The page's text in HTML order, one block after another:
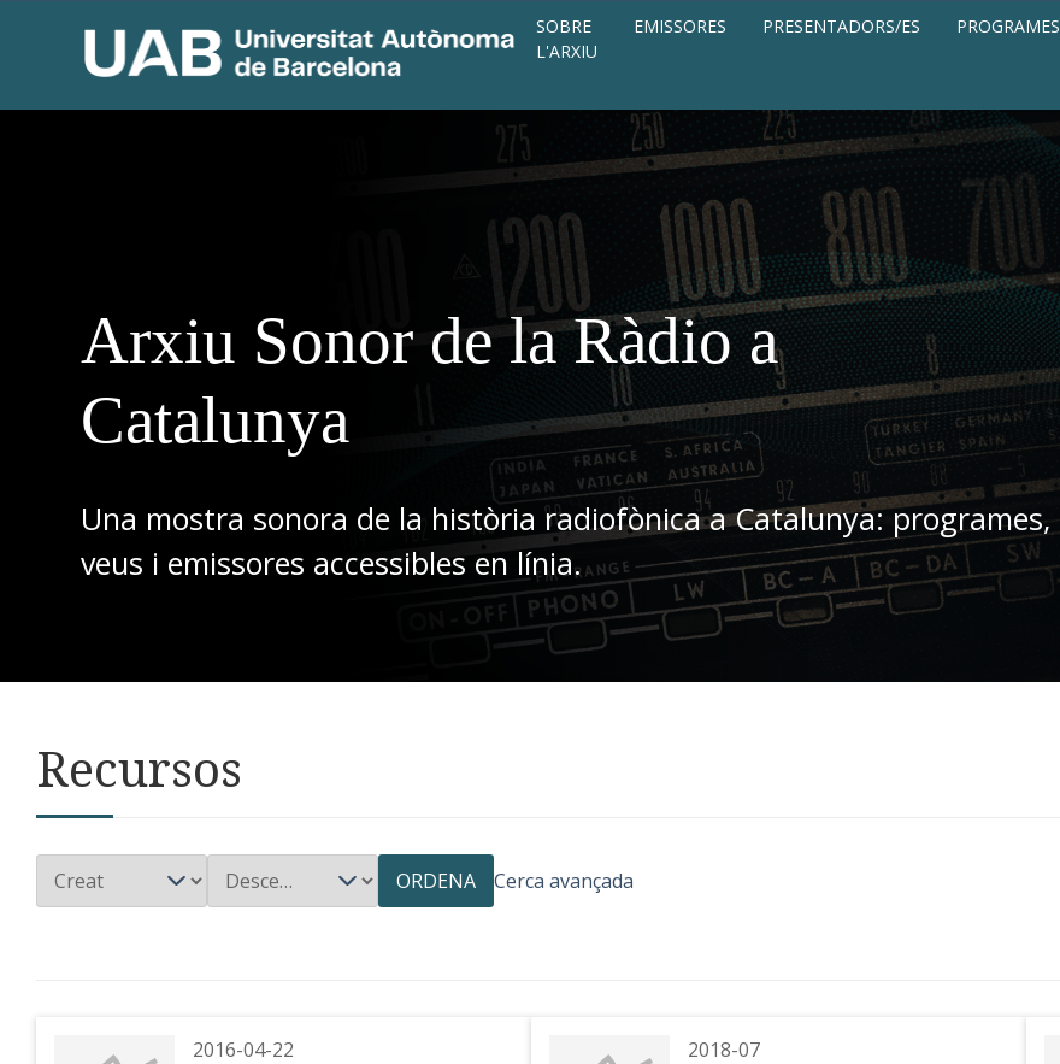
SOBRE
L'ARXIU
EMISSORES PRESENTADORS/ES PROGRAMES
Arxiu Sonor de la Ràdio a
Catalunya
Una mostra sonora de la història radiofònica a Catalunya: programes,
veus i emissores accessibles en línia.
Recursos
ORDENA Cerca avançada
2016-04-22
2018-07